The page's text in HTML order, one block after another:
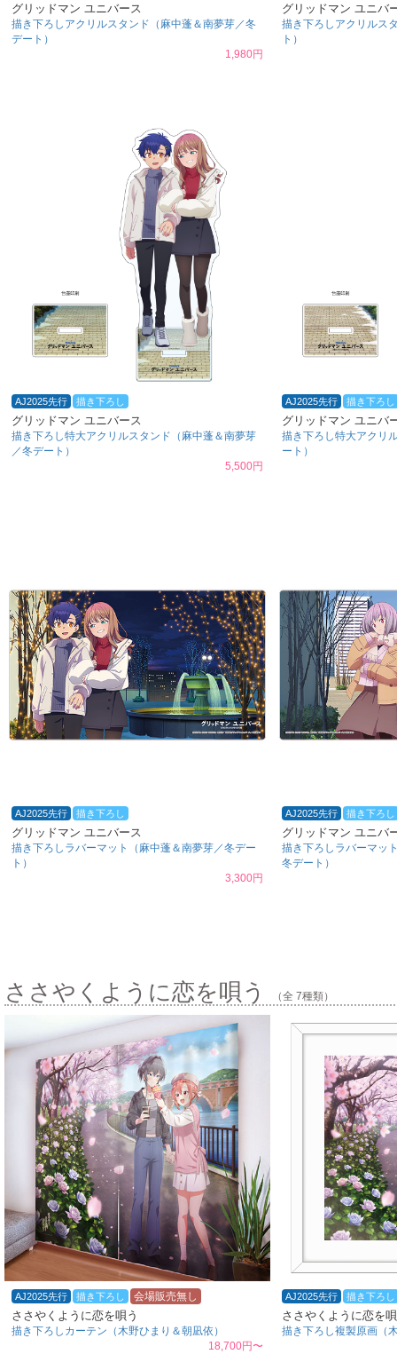
グリッドマン ユニバース
描き下ろしアクリルスタンド（麻中蓬＆南夢芽／冬
デート）
1,980円
グリッドマン ユニバ
描き下ろしアクリルス
ト）
AJ2025先行 描き下ろし
グリッドマン ユニバース
描き下ろし特大アクリルスタンド（麻中蓬＆南夢芽
／冬デート）
5,500円
AJ2025先行 描き下ろし
グリッドマン ユニバ
描き下ろし特大アクリ
ート）
AJ2025先行 描き下ろし
グリッドマン ユニバース
描き下ろしラバーマット（麻中蓬＆南夢芽／冬デー
ト）
3,300円
AJ2025先行 描き下ろし
グリッドマン ユニバ
描き下ろしラバーマッ
冬デート）
ささやくように恋を唄う （全 7種類）
AJ2025先行 描き下ろし 会場販売無し
ささやくように恋を唄う
描き下ろしカーテン（木野ひまり＆朝凪依）
18,700円〜
AJ2025先行 描き下ろし
ささやくように恋を
描き下ろし複製原画（